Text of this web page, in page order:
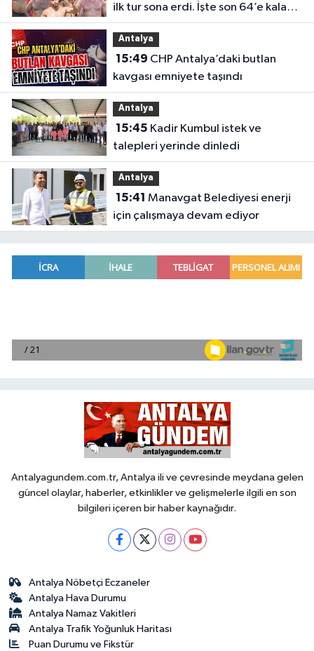
ilk tur sona erdi. İşte son 64’e kalan
başpehlivanlar
Antalya
15:49
kavgası emniyete taşındı
Antalya
15:45
talepleri yerinde dinledi
Antalya
15:41
için çalışmaya devam ediyor
Antalyagundem.com.tr, Antalya ili ve çevresinde meydana gelen
güncel olaylar, haberler, etkinlikler ve gelişmelerle ilgili en son
bilgileri içeren bir haber kaynağıdır.
Antalya Nöbetçi Eczaneler
Antalya Hava Durumu
Antalya Namaz Vakitleri
Antalya Trafik Yoğunluk Haritası
Puan Durumu ve Fikstür